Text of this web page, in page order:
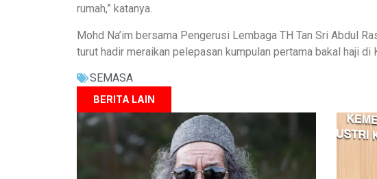
rumah,” katanya.
Mohd Na’im bersama Pengerusi Lembaga TH Tan Sri Abdul
turut hadir meraikan pelepasan kumpulan pertama bakal haji di
SEMASA
BERITA LAIN